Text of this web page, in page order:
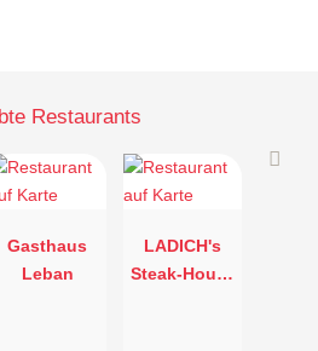
Restaurants
Gasthaus
Leban
LADICH's
Steak-House